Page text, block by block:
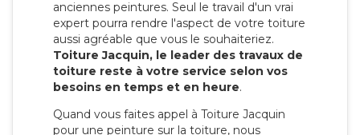
anciennes peintures. Seul le travail d'un vrai
expert pourra rendre l'aspect de votre toiture
aussi agréable que vous le souhaiteriez.
Toiture Jacquin, le leader des travaux de
toiture reste à votre service selon vos
besoins en temps et en heure.
Quand vous faites appel à Toiture Jacquin
pour une peinture sur la toiture, nous